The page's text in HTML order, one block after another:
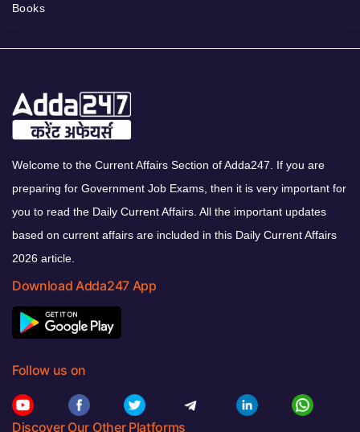
Books
Welcome to the Current Affairs Section of Adda247. If you are
preparing for Government Job Exams, then it is very important for
you to read the Daily Current Affairs. All the important updates
based on current affairs are included in this Daily Current Affairs
2026 article.
Download Adda247 App
Follow us on
Discover Our Other Platforms